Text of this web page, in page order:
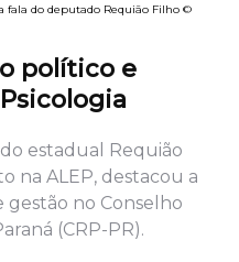
fala do deputado Requião Filho ©
político e
estadual Requião
na ALEP, destacou a
gestão no Conselho
(CRP-PR).